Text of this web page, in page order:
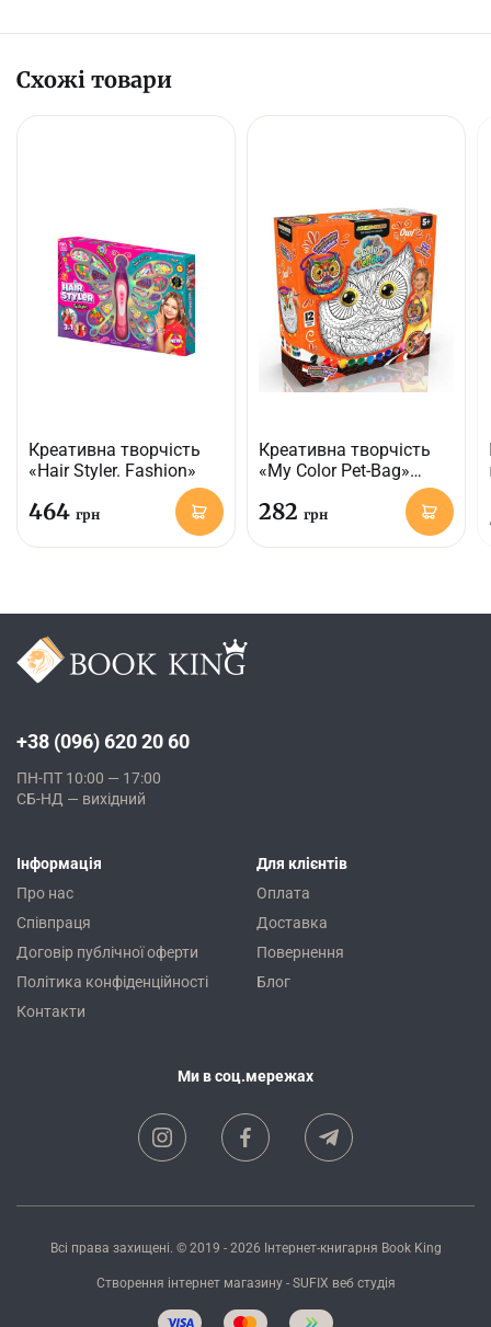
Схожі товари
Креативна творчість
«Hair Styler. Fashion»
464 грн
Креативна творчість
«My Color Pet-Bag»
(розписна сумочка)
282 грн
+38 (096) 620 20 60
ПН-ПТ 10:00 — 17:00
СБ-НД — вихідний
Інформація
Про нас
Співпраця
Договір публічної оферти
Політика конфіденційності
Контакти
Для клієнтів
Оплата
Доставка
Повернення
Блог
Ми в соц.мережах
Всі права захищені. © 2019 - 2026 Інтернет-книгарня Book King
Створення інтернет магазину- SUFIX веб студія